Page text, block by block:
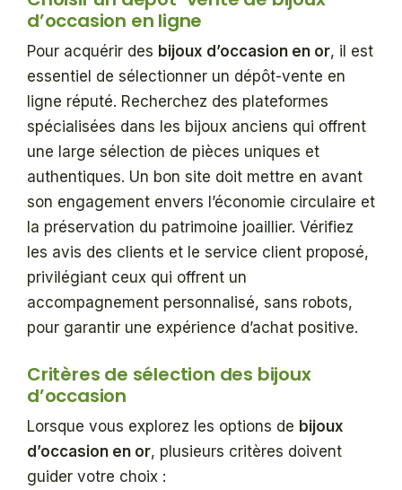
d’occasion en ligne
Pour acquérir des bijoux d’occasion en or, il est
essentiel de sélectionner un dépôt-vente en
ligne réputé. Recherchez des plateformes
spécialisées dans les bijoux anciens qui offrent
une large sélection de pièces uniques et
authentiques. Un bon site doit mettre en avant
son engagement envers l’économie circulaire et
la préservation du patrimoine joaillier. Vérifiez
les avis des clients et le service client proposé,
privilégiant ceux qui offrent un
accompagnement personnalisé, sans robots,
pour garantir une expérience d’achat positive.
Critères de sélection des bijoux
d’occasion
Lorsque vous explorez les options de bijoux
d’occasion en or, plusieurs critères doivent
guider votre choix :